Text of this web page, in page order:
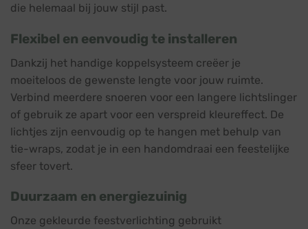
die helemaal bij jouw stijl past.
Flexibel en eenvoudig te installeren
Dankzij het handige koppelsysteem creëer je
moeiteloos de gewenste lengte voor jouw ruimte.
Verbind meerdere snoeren voor een langere lichtslinger
of gebruik ze apart voor een verspreid kleureffect. De
lichtjes zijn eenvoudig op te hangen met behulp van
tie-wraps, zodat je in een handomdraai een feestelijke
sfeer tovert.
Duurzaam en energiezuinig
Onze gekleurde feestverlichting gebruikt